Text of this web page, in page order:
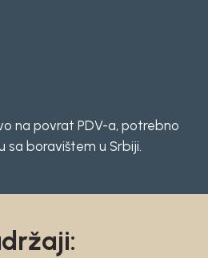
na povrat PDV-a, potrebno
sa boravištem u Srbiji.